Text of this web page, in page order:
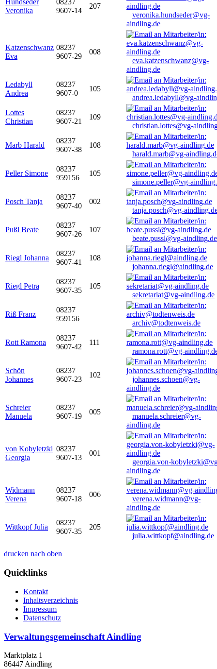
Hundseder
Veronika
08237
9607-14
207
veronika.hundseder@vg-
aindling.de
Katzenschwanz
Eva
08237
9607-29
008
eva.katzenschwanz@vg-
aindling.de
Ledabyll
Andrea
08237
9607-0
105
andrea.ledabyll@vg-
Lottes
Christian
08237
9607-21
109
christian.lottes@vg-
Marb Harald
08237
9607-38
108
harald.marb@vg-
Peller Simone
08237
959156
105
simone.peller@vg-
Posch Tanja
08237
9607-40
002
tanja.posch@vg-
Pußl Beate
08237
9607-26
107
beate.pussl@vg-aindling.de
Riegl Johanna
08237
9607-41
108
johanna.riegl@aindling.de
Riegl Petra
08237
9607-35
105
sekretariat@vg-aindling.de
Riß Franz
08237
959156
archiv@todtenweis.de
Rott Ramona
08237
9607-42
111
ramona.rott@vg-
Schön
Johannes
08237
9607-23
102
johannes.schoen@vg-
aindling.de
Schreier
Manuela
08237
9607-19
005
manuela.schreier@vg-
aindling.de
von Kobyletzki
Georgia
08237
9607-13
001
georgia.von-
aindling.de
Widmann
Verena
08237
9607-18
006
verena.widmann@vg-
aindling.de
Wittkopf Julia
08237
9607-35
205
julia.wittkopf@aindling.de
drucken nach oben
Quicklinks
Kontakt
Inhaltsverzeichnis
Impressum
Datenschutz
Verwaltungsgemeinschaft Aindling
Marktplatz 1
86447 Aindling